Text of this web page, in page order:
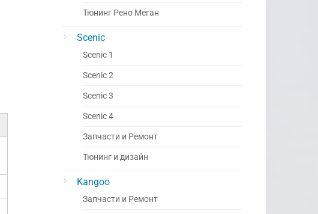
Тюнинг Рено Меган
Scenic
Scenic 1
Scenic 2
Scenic 3
Scenic 4
Запчасти и Ремонт
Тюнинг и дизайн
Kangoo
Запчасти и Ремонт